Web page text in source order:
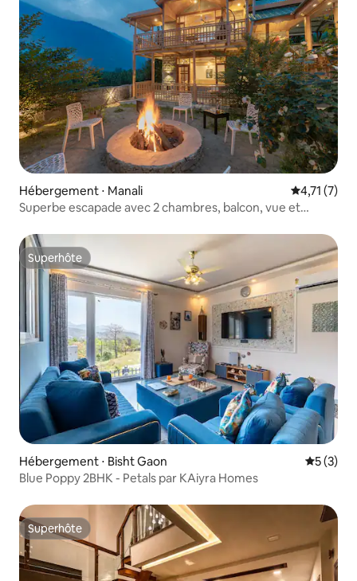
Hébergement ⋅ Manali Évaluation
4,71 (7)
Superbe escapade avec 2 chambres, balcon, vue et
Superhôte
Superhôte
Hébergement ⋅ Bisht Gaon
5 (3)
Blue Poppy 2BHK - Petals par KAiyra Homes
Superhôte
Superhôte